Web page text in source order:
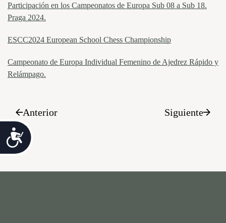
Accesibilidad
Participación en los Campeonatos de Europa Sub 08 a Sub 18.
Praga 2024.
ESCC2024 European School Chess Championship
Campeonato de Europa Individual Femenino de Ajedrez Rápido y
Relámpago.
Anterior Siguiente